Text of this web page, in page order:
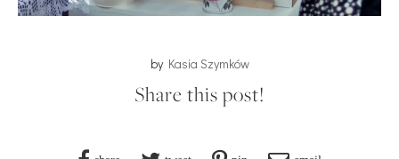
by Kasia Szymków
Share this post!